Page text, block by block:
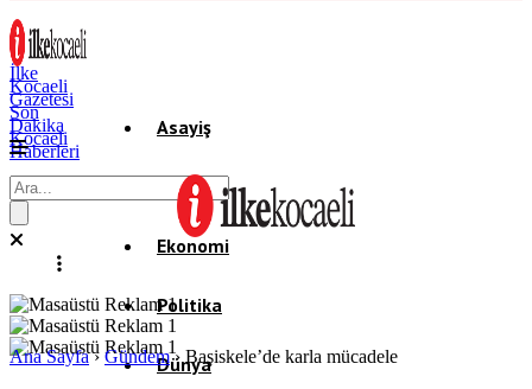
İlke
Kocaeli
Gazetesi
Son
Dakika
Kocaeli
Haberleri
Asayiş
Gündem
Ekonomi
Politika
Dünya
Ana Sayfa› Gündem› Başiskele’de karla mücadele